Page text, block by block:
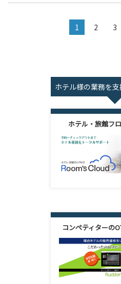
1 2 3
ホテル様の業務を
ホテル・旅館フ
コンペティターの